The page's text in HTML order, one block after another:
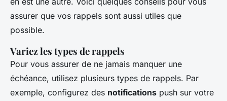
assurer que vos rappels sont aussi utiles que
possible.
Variez les types de rappels
Pour vous assurer de ne jamais manquer une
échéance, utilisez plusieurs types de rappels. Par
exemple, configurez des notifications push sur votre